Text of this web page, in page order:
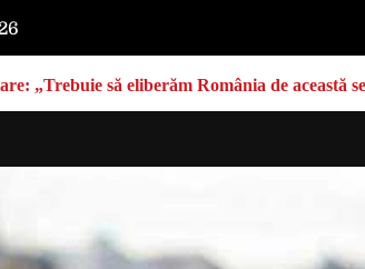
„Trebuie să eliberăm România de această